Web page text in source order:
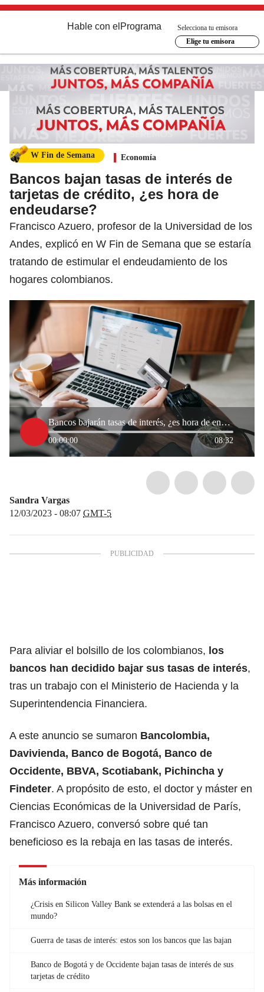
Hable con el Programa
Selecciona tu emisora
Elige tu emisora
W Fin de Semana Economía
Bancos bajan tasas de interés de
tarjetas de crédito, ¿es hora de
endeudarse?
Francisco Azuero, profesor de la Universidad de los
Andes, explicó en W Fin de Semana que se estaría
tratando de estimular el endeudamiento de los
hogares colombianos.
Bancos bajarán tasas de interés, ¿es hora de endeudarse?
00:00:00 08:32
Sandra Vargas
12/03/2023 - 08:07 GMT-5
Para aliviar el bolsillo de los colombianos, los
bancos han decidido bajar sus tasas de interés,
tras un trabajo con el Ministerio de Hacienda y la
Superintendencia Financiera.
A este anuncio se sumaron Bancolombia,
Davivienda, Banco de Bogotá, Banco de
Occidente, BBVA, Scotiabank, Pichincha y
Findeter. A propósito de esto, el doctor y máster en
Ciencias Económicas de la Universidad de París,
Francisco Azuero, conversó sobre qué tan
beneficioso es la rebaja en las tasas de interés.
Más información
¿Crisis en Silicon Valley Bank se extenderá a las bolsas en el
mundo?
Guerra de tasas de interés: estos son los bancos que las bajan
Banco de Bogotá y de Occidente bajan tasas de interés de sus
tarjetas de crédito